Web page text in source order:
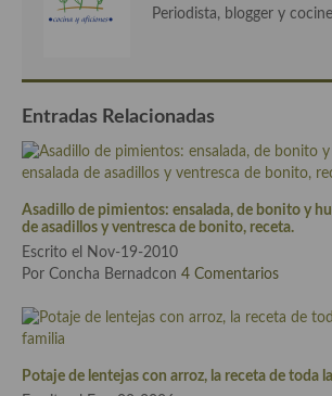
Cocina Sefardí
Cocinas de España
Cocina Andaluza
Cocina Aragonesa
Cocina Asturiana
Periodista, blogger y
Entradas Relacionadas
Asadillo de pimientos: ensalada, de bonito y
de asadillos y ventresca de bonito, receta.
Escrito el Nov-19-2010
Por Concha Bernadcon 4 Comentarios
Potaje de lentejas con arroz, la receta de toda